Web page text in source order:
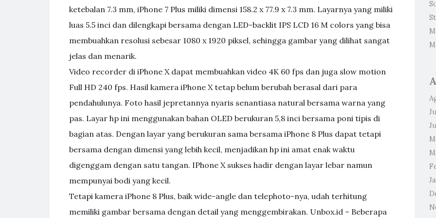
ketebalan 7.3 mm, iPhone 7 Plus miliki dimensi 158.2 x 77.9 x 7.3 mm. Layarnya yang miliki
luas 5.5 inci dan dilengkapi bersama dengan LED-backlit IPS LCD 16 M colors yang bisa
membuahkan resolusi sebesar 1080 x 1920 piksel, sehingga gambar yang dilihat sangat
jelas dan menarik.
Video recorder di iPhone X dapat membuahkan video 4K 60 fps dan juga slow motion
Full HD 240 fps. Hasil kamera iPhone X tetap belum berubah berasal dari para
pendahulunya. Foto hasil jepretannya nyaris senantiasa natural bersama warna yang
pas. Layar hp ini menggunakan bahan OLED berukuran 5,8 inci bersama poni tipis di
bagian atas. Dengan layar yang berukuran sama bersama iPhone 8 Plus dapat tetapi
bersama dengan dimensi yang lebih kecil, menjadikan hp ini amat enak waktu
digenggam dengan satu tangan. IPhone X sukses hadir dengan layar lebar namun
mempunyai bodi yang kecil.
Tetapi kamera iPhone 8 Plus, baik wide-angle dan telephoto-nya, udah terhitung
memiliki gambar bersama dengan detail yang menggembirakan. Unbox.id – Beberapa